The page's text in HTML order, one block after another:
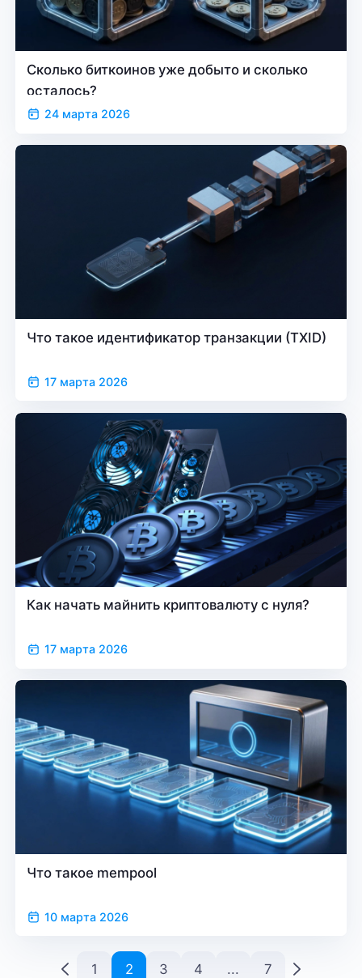
Сколько биткоинов уже добыто и сколько
осталось?
24 марта 2026
Что такое идентификатор транзакции (TXID)
17 марта 2026
Как начать майнить криптовалюту с нуля?
17 марта 2026
Что такое mempool
10 марта 2026
1 2 3 4 ... 7